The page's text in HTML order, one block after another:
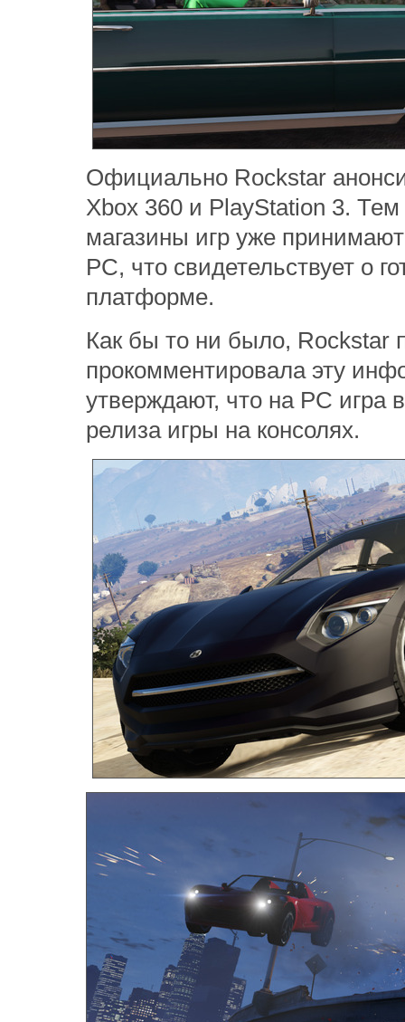
Официально Rockstar
Xbox 360 и PlayStation 3.
магазины игр уже
РС, что свидетельствует о
платформе.
Как бы то ни было, Rockstar
прокомментировала эту
утверждают, что на РС игра
релиза игры на консолях.